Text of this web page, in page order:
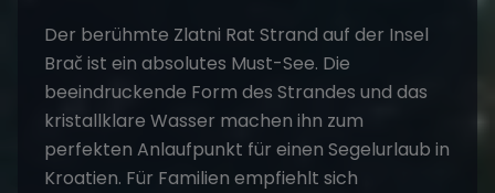
Der berühmte Zlatni Rat Strand auf der Insel
Brač ist ein absolutes Must-See. Die
beeindruckende Form des Strandes und das
kristallklare Wasser machen ihn zum
perfekten Anlaufpunkt für einen Segelurlaub in
Kroatien. Für Familien empfiehlt sich